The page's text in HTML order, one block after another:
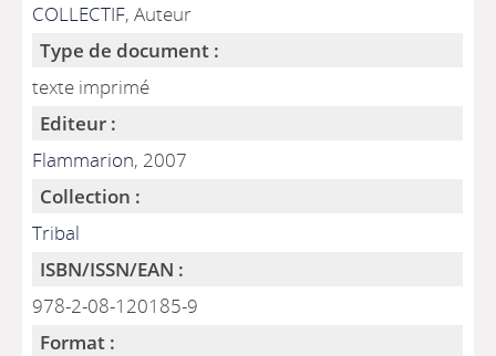
COLLECTIF, Auteur
Type de document :
texte imprimé
Editeur :
Flammarion, 2007
Collection :
Tribal
ISBN/ISSN/EAN :
978-2-08-120185-9
Format :